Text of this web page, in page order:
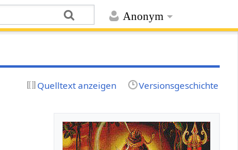
Anonym
Quelltext anzeigen Versionsgeschichte